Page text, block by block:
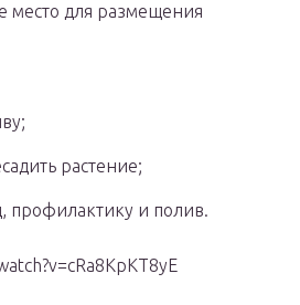
место для размещения
растение;
профилактику и полив.